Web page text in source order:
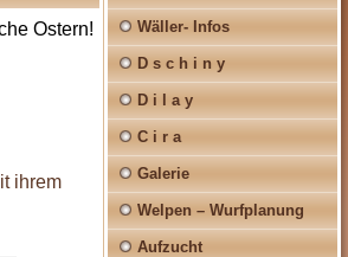
Ostern!
ihrem
Wäller- Infos
D s c h i n y
D i l a y
C i r a
Galerie
Welpen – Wurfplanung
Aufzucht